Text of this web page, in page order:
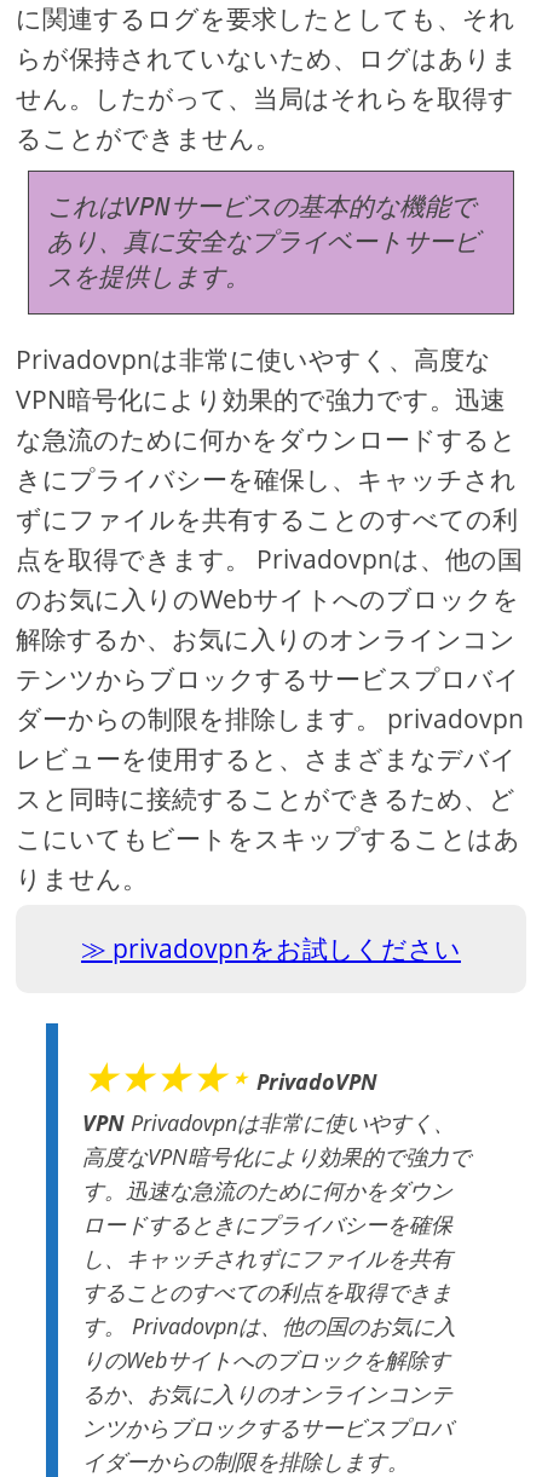
に関連するログを要求したとしても、それ
らが保持されていないため、ログはありま
せん。したがって、当局はそれらを取得す
ることができません。
これはVPNサービスの基本的な機能で
あり、真に安全なプライベートサービ
スを提供します。
Privadovpnは非常に使いやすく、高度な
VPN暗号化により効果的で強力です。迅速
な急流のために何かをダウンロードすると
きにプライバシーを確​​保し、キャッチされ
ずにファイルを共有することのすべての利
点を取得できます。 Privadovpnは、他の国
のお気に入りのWebサイトへのブロックを
解除するか、お気に入りのオンラインコン
テンツからブロックするサービスプロバイ
ダーからの制限を排除します。 privadovpn
レビューを使用すると、さまざまなデバイ
スと同時に接続することができるため、ど
こにいてもビートをスキップすることはあ
りません。
privadovpnをお試しください
★★★★⋆ PrivadoVPN
VPN Privadovpnは非常に使いやすく、
高度なVPN暗号化により効果的で強力で
す。迅速な急流のために何かをダウン
ロードするときにプライバシーを確​​保
し、キャッチされずにファイルを共有
することのすべての利点を取得できま
す。 Privadovpnは、他の国のお気に入
りのWebサイトへのブロックを解除す
るか、お気に入りのオンラインコンテ
ンツからブロックするサービスプロバ
イダーからの制限を排除します。